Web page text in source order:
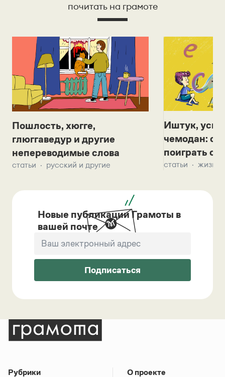
почитать на грамоте
Пошлость, хюгге,
глюггаведур и другие
непереводимые слова
статьи русский и другие
Иштук,
чемодан:
поиграть с
статьи жизнь
Новые публикации Грамоты в
вашей почте
Подписаться
Рубрики О проекте